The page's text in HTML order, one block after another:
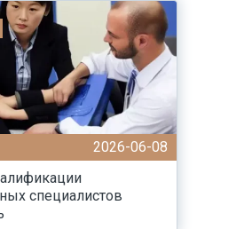
2026-06-08
специалистов